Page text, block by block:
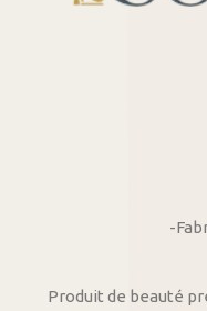
-
Produit de beauté